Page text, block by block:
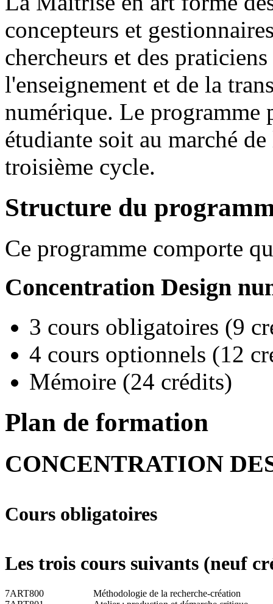
concepteurs et
chercheurs et des
l'enseignement et de la
numérique. Le programme
étudiante soit au marché
troisième cycle.
Structure du
Ce programme comporte
Concentration Design
3 cours obligatoires (9
4 cours optionnels (12
Mémoire (24 crédits)
Plan de formation
CONCENTRATION
Cours obligatoires
Les trois cours suivants (neuf
7ART800
Méthodologie de la recherche-création